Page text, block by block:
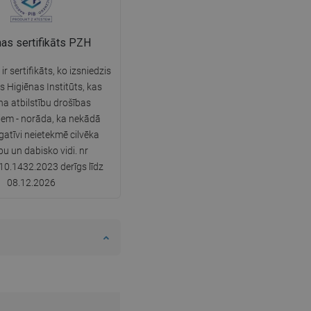
sertifikāts PZH
sertifikāts, ko izsniedzis
Higiēnas Institūts, kas
atbilstību drošības
- norāda, ka nekādā
neietekmē cilvēka
un dabisko vidi. nr
derīgs līdz
08.12.2026